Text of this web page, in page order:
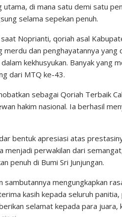
di mana satu demi satu
selama sepekan penuh.
Noprianti, qoriah asal
merdu dan penghayatannya
kekhusyukan. Banyak yang
dari MTQ ke-43.
sebagai Qoriah Terbaik
hakim nasional. Ia berhasil
bentuk apresiasi atas
menjadi perwakilan dari
penuh di Bumi Sri Junjungan.
sambutannya mengungkapkan
kasih kepada seluruh
selamat kepada para